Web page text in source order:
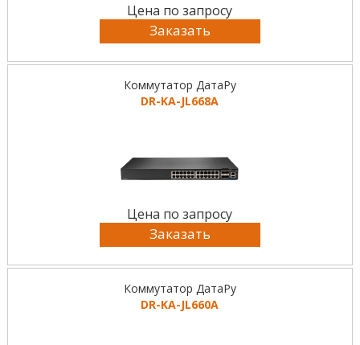
Цена по запросу
Заказать
Коммутатор ДатаРу
DR-KА-JL668A
Цена по запросу
Заказать
Коммутатор ДатаРу
DR-KА-JL660A